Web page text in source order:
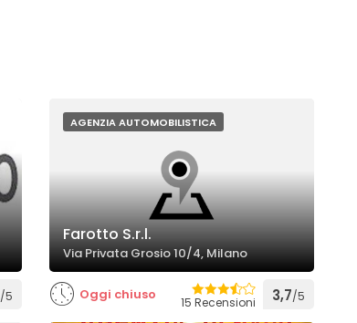
/5
AGENZIA AUTOMOBILISTICA
Farotto S.r.l.
Via Privata Grosio 10/4, Milano
Oggi chiuso 15 Recensioni 3,7/5